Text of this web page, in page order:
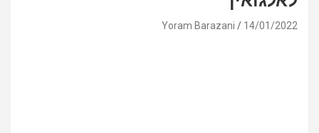
14/01/2022
Yoram Barazani